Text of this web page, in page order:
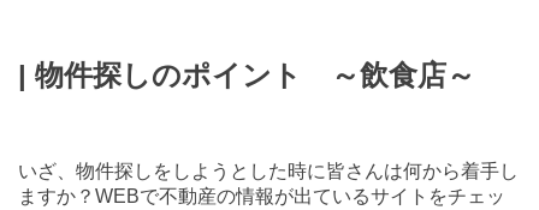
| 物件探しのポイント ～飲食店～
いざ、 物件探しをしようとした時に皆さんは何から着手し
ますか？ WEBで不動産の情報が出ているサイトをチェッ